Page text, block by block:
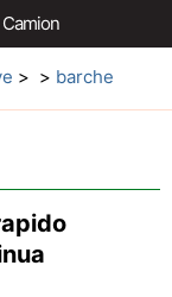
Camion
Aftermarket
> > barche